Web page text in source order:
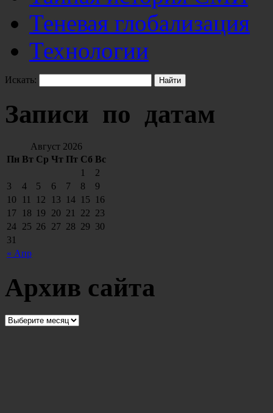
Теневая глобализация
Технологии
Искать:
Записи по датам
Август 2026
Пн Вт Ср Чт Пт Сб Вс
« Апр
1
2
3
4 5 6 7 8
9
10
11 12 13 14 15
16
17
18 19 20 21 22 23
24 25 26 27 28 29 30
31
Архив сайта